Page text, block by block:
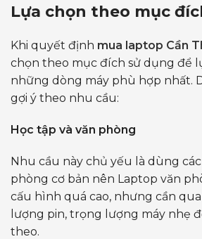
Lựa chọn theo mục
Khi quyết định mua laptop Cần
chọn theo mục đích sử dụng để
những dòng máy phù hợp nhất.
gợi ý theo nhu cầu:
Học tập và văn phòng
Nhu cầu này chủ yếu là dùng
phòng cơ bản nên Laptop văn
cấu hình quá cao, nhưng cần
lượng pin, trọng lượng máy nhẹ
theo.